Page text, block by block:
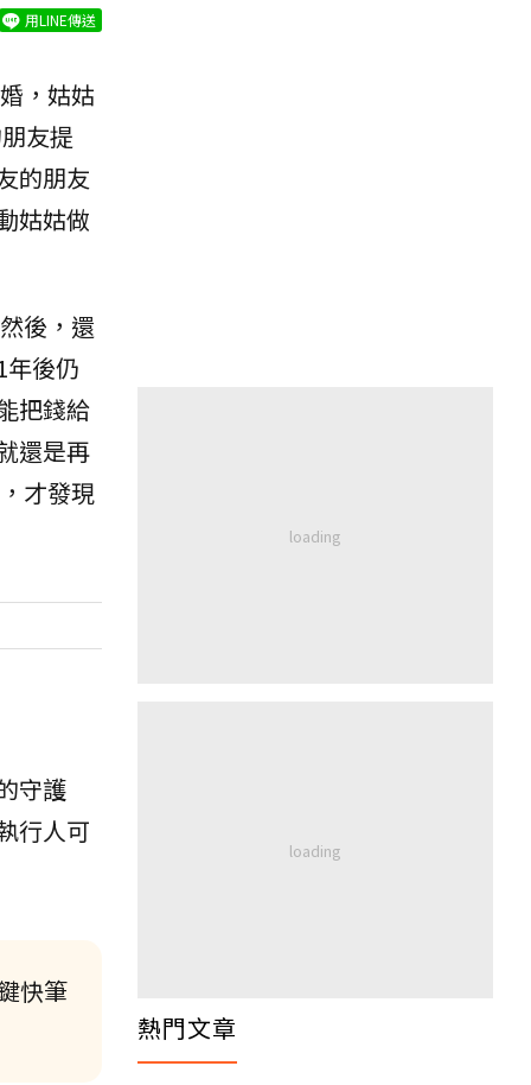
用LINE傳送
，姑姑
友提
的朋友
姑姑做
後，還
後仍
把錢給
還是再
才發現
守護
行人可
快筆
熱門文章